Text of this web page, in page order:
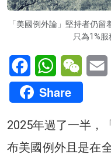
「美國例外論」堅持者仍
只為1%
FacebookWhatsApp
Share
2025年過了一半，
布美國例外且是在